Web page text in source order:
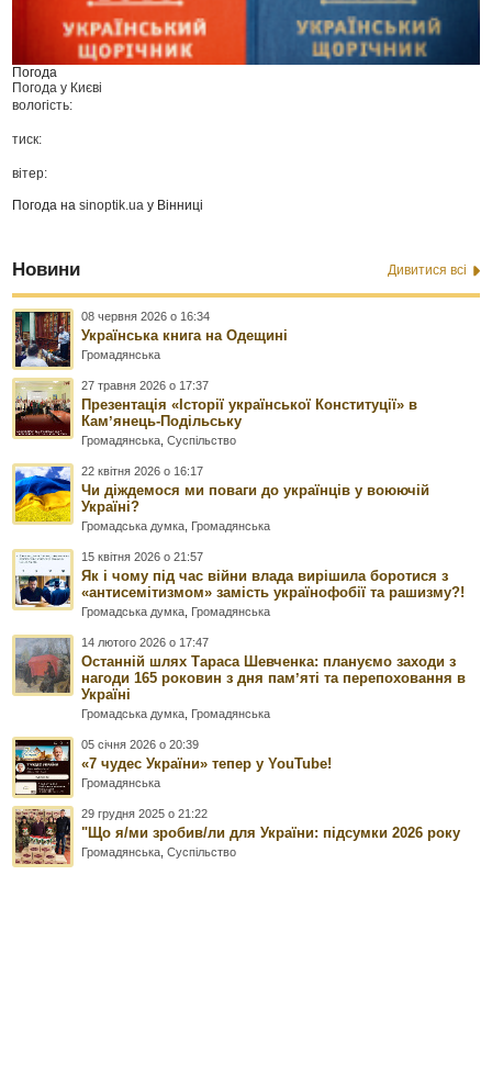
Погода
Погода у Києві
вологість:
тиск:
вітер:
Погода наsinoptik.ua у Вінниці
Новини Дивитися всі
08 червня 2026 о 16:34
Українська книга на Одещині
Громадянська
27 травня 2026 о 17:37
Презентація «Історії української Конституції» в
Камʼянець-Подільську
Громадянська ,Суспільство
22 квітня 2026 о 16:17
Чи діждемося ми поваги до українців у воюючій
Україні?
Громадська думка Громадянська
15 квітня 2026 о 21:57
Як і чому під час війни влада вирішила боротися з
«антисемітизмом» замість українофобії та рашизму?!
Громадська думка Громадянська
14 лютого 2026 о 17:47
Останній шлях Тараса Шевченка: плануємо заходи з
нагоди 165 роковин з дня памʼяті та перепоховання в
Україні
Громадська думка Громадянська
05 січня 2026 о 20:39
«7 чудес України» тепер у YouTube!
Громадянська
29 грудня 2025 о 21:22
"Що я/ми зробив/ли для України: підсумки 2026 року
Громадянська ,Суспільство